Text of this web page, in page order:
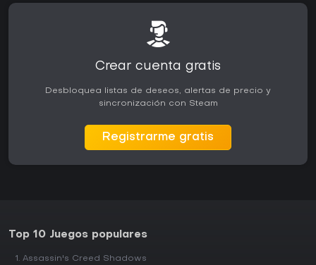
Crear cuenta gratis
Desbloquea listas de deseos, alertas de precio y
sincronización con Steam
Registrarme gratis
Top 10 Juegos populares
Assassin's Creed Shadows